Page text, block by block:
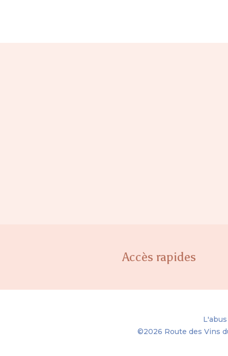
Accès rapides
©2026 Route des Vins